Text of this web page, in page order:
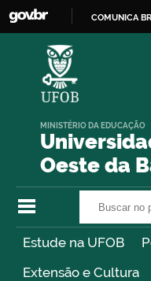
COMUNICA BR
Oeste da
MINISTÉRIO DA EDUCAÇÃO
Estude na UFOB
Extensão e Cultura